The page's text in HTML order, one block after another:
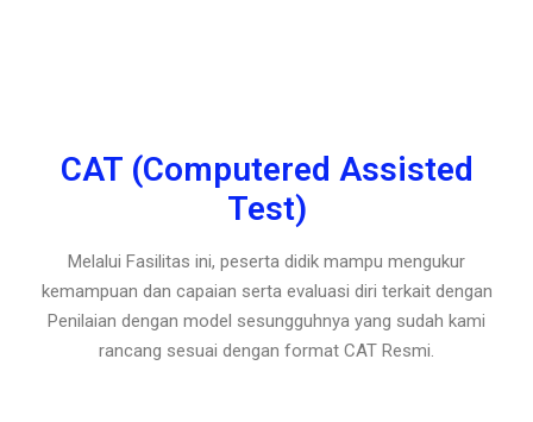
CAT (Computered Assisted
Test)
Melalui Fasilitas ini, peserta didik mampu mengukur
kemampuan dan capaian serta evaluasi diri terkait dengan
Penilaian dengan model sesungguhnya yang sudah kami
rancang sesuai dengan format CAT Resmi.